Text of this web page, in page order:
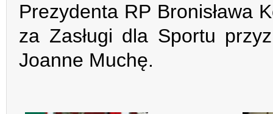
Prezydenta RP Bronisława
za Zasługi dla Sportu
Joanne Muchę.